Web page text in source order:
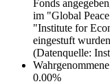
Fonds
im "Global
"Institute for
eingestuft
(Datenquelle:
0.00%